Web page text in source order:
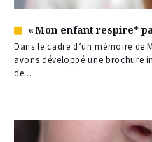
Article
réservé
à
nos
« Mon enfant respire*
Dans le cadre d’un mémoire
avons développé une brochure
de...